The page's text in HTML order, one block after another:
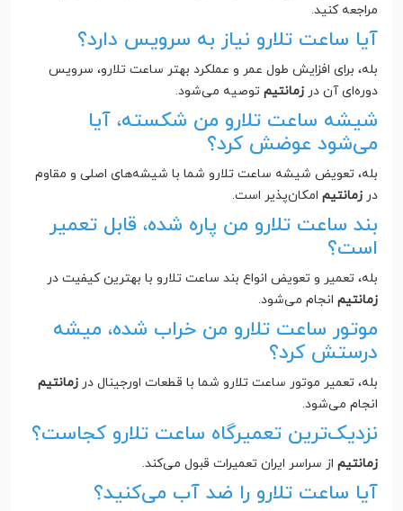
مراجعه کنید.
آیا ساعت تلارو نیاز به سرویس دارد؟
بله، برای افزایش طول عمر و عملکرد بهتر ساعت تلارو، سرویس
دوره‌ای آن در زمانتیم توصیه می‌شود.
شیشه ساعت تلارو من شکسته، آیا
می‌شود عوضش کرد؟
بله، تعویض شیشه ساعت تلارو شما با شیشه‌های اصلی و مقاوم
در زمانتیم امکان‌پذیر است.
بند ساعت تلارو من پاره شده، قابل تعمیر
است؟
بله، تعمیر و تعویض انواع بند ساعت تلارو با بهترین کیفیت در
زمانتیم انجام می‌شود.
موتور ساعت تلارو من خراب شده، میشه
درستش کرد؟
بله، تعمیر موتور ساعت تلارو شما با قطعات اورجینال در زمانتیم
انجام می‌شود.
نزدیک‌ترین تعمیرگاه ساعت تلارو کجاست؟
زمانتیم از سراسر ایران تعمیرات قبول می‌کند.
آیا ساعت تلارو را ضد آب می‌کنید؟